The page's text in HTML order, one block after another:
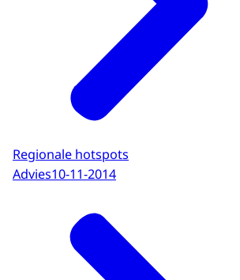
Regionale hotspots
Advies10-11-2014